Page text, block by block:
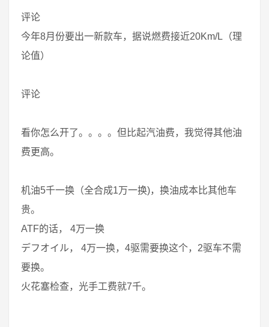
评论
今年8月份要出一新款车，据说燃费接近20Km/L（理
论值）
评论
看你怎么开了。。。。但比起汽油费，我觉得其他油
费更高。
机油5千一换（全合成1万一换)，换油成本比其他车
贵。
ATF的话， 4万一换
デフオイル， 4万一换，4驱需要换这个，2驱车不需
要换。
火花塞检查，光手工费就7千。